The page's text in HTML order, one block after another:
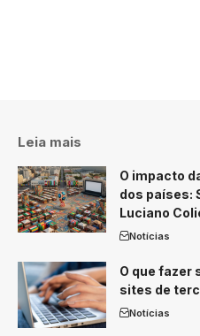
Leia mais
O impacto
dos países:
Luciano
Notícias
O que fazer
sites de
Notícias